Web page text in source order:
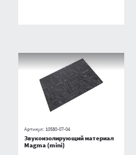
Артикул: 10580-07-04
Звукоизолирующий материал
Magma (mini)